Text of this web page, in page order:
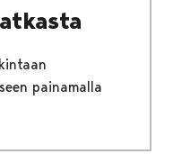
painamalla